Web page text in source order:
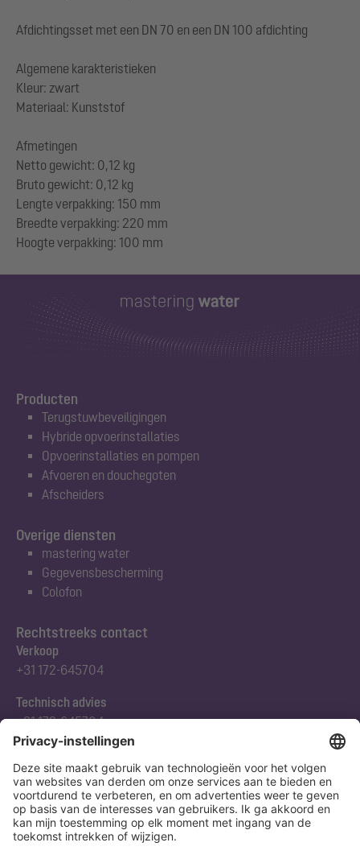
Afdichtingsset met een DN 70 en een DN 100 afdichting
Algemene karakteristieken
Kleur: zwart
Materiaal: Kunststof
Afmetingen
Netto gewicht: 0,12 kg
Bruto gewicht: 0,12 kg
Lengte verpakking: 150 mm
Breedte verpakking: 220 mm
Producten
Terugstuwbeveiligingen
Hybride opvoerinstallaties
Opvoerinstallaties en pompen
Afvoeren en douchegoten
Afscheiders
Rechtstreeks contact
Verkoop
+31 172-645704
Technisch advies
+31 172-645704
Abonneert u zich op onze nieuwsbrief
Nu aanmelden
Overige diensten
mastering water
Gegevensbescherming
Colofon